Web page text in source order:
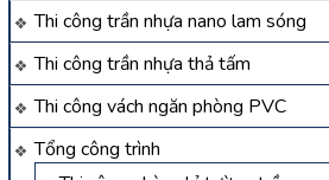
Thi công trần nhựa nano lam sóng
Thi công trần nhựa thả tấm
Thi công vách ngăn phòng PVC
Tổng công trình